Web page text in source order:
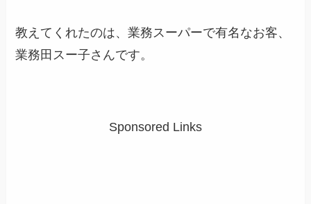
教えてくれたのは、業務スーパーで有名なお客、
業務田スー子さんです。
Sponsored Links